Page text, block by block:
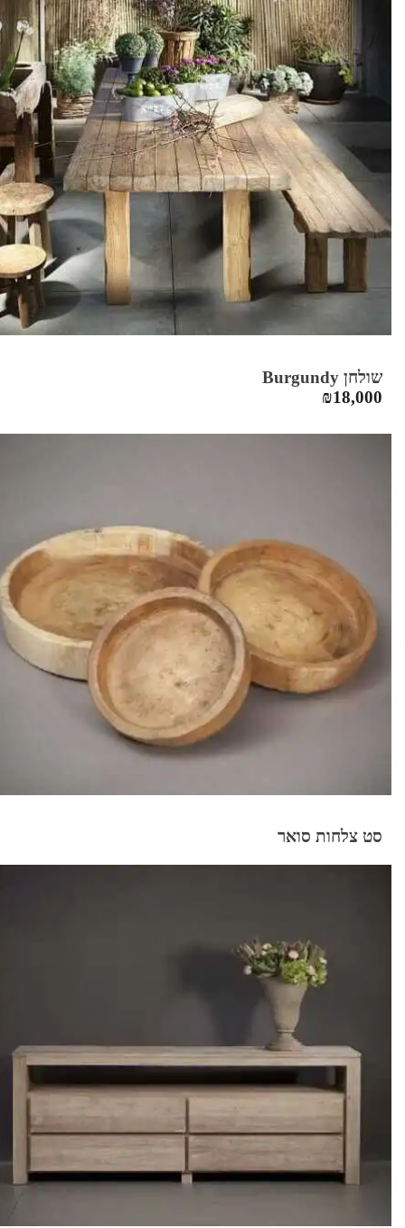
שולחן Burgundy
₪18,000
סט צלחות סואר